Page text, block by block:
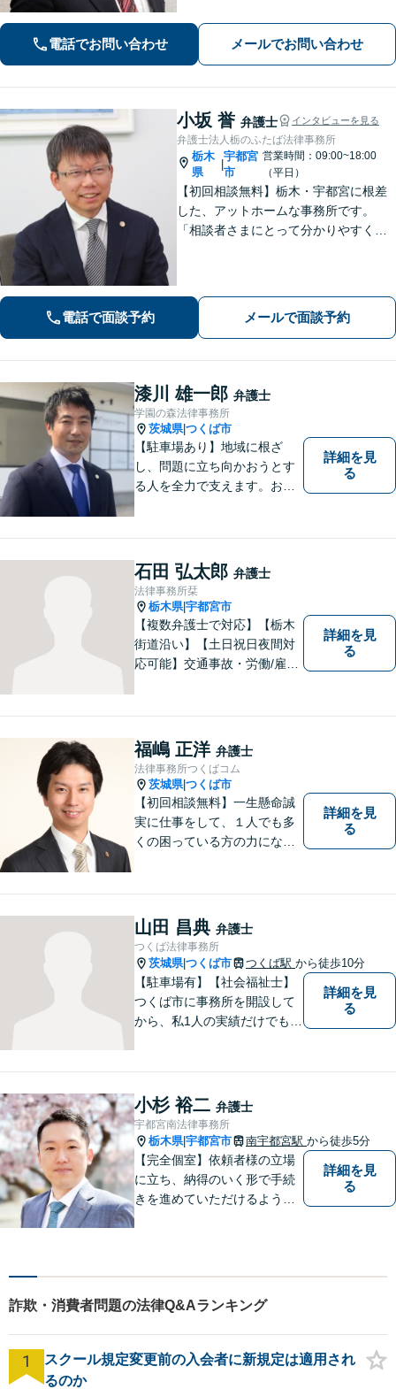
育費など幅広いトラブルに対応【相
続・遺言】残された借金・不動産に困
っていませんか？
電話でお問い合わせ メールでお問い合わせ
小坂 誉 弁護士 インタビューを見る
弁護士法人栃のふたば法律事務所
栃木
県
|
宇都宮
市
営業時間：09:00~18:00
（平日）
【初回相談無料】栃木・宇都宮に根差
した、アットホームな事務所です。
「相談者さまにとって分かりやすく説
気軽にご相談ください【無料駐車場あ
電話で面談予約 メールで面談予約
漆川 雄一郎 弁護士
学園の森法律事務所
茨城県|つくば市
【駐車場あり】地域に根ざ
し、問題に立ち向かおうとす
る人を全力で支えます。お困
詳細を見
る
石田 弘太郎 弁護士
法律事務所栞
栃木県|宇都宮市
【複数弁護士で対応】【栃木
街道沿い】【土日祝日夜間対
応可能】交通事故・労働/雇用
す。是非一度ご相談くださ
い。
詳細を見
る
福嶋 正洋 弁護士
法律事務所つくばコム
茨城県|つくば市
【初回相談無料】一生懸命誠
実に仕事をして、１人でも多
くの困っている方の力にな
ました。弁護士に相談すべき
事案かどうかも含め、私が親
切・丁寧にご対応致します。
ぜひご相談ください。
詳細を見
る
山田 昌典 弁護士
つくば法律事務所
茨城県|つくば市 つくば駅 から徒歩10分
【駐車場有】【社会福祉士】
つくば市に事務所を開設して
から、私1人の実績だけでも、
もっと身近に、相談をもっと
気軽に」を心がけております
ので、お気軽にご相談くださ
い。
詳細を見
る
小杉 裕二 弁護士
宇都宮南法律事務所
栃木県|宇都宮市 南宇都宮駅 から徒歩5分
【完全個室】依頼者様の立場
に立ち、納得のいく形で手続
きを進めていただけるよう、
識し、常に誠実で真摯な対応
を心掛けています。【南宇都
宮駅5分】
詳細を見
る
詐欺・消費者問題の法律Q&Aランキング
1
スクール規定変更前の入会者に新規定は適用され
るのか